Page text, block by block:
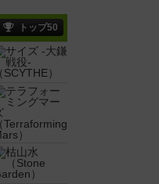
トップ50